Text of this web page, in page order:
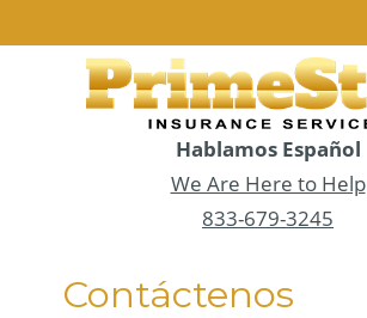
Hablamos Español
We Are Here to Help
833-679-3245
Contáctenos